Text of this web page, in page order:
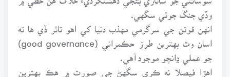
وڏي جنگ جوٽي سگهي.
انهن قوتن جي سرگرمي مهذب دنيا کي اهو تاثر ڏي ها ته
اسان وٽ بهترين طرز حڪمراني (good governance)
جو عملي ڍانچو موجود آهي.
اهڙا فيصلا نه ڪري سگهڻ جي صورت ۾ هڪ بهترين